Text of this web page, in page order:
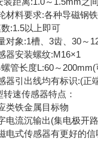
材料要求:各种导磁钢
:1.5以上即可
对象:1槽、3齿、30～
器安装螺纹:M16×1
管长度L:60～
器引出线均有标识:(正
转速传感器特点：
类铁金属目标物
电流沉输出(集电极开
电式传感器有更好的信